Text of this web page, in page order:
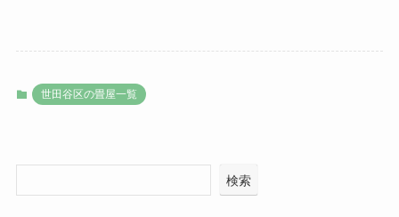
世田谷区の畳屋一覧
検索